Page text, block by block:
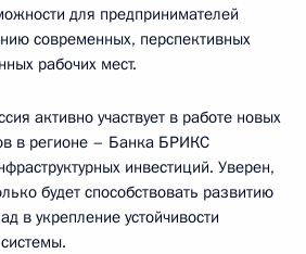
для предпринимателей
современных, перспективных
рабочих мест.
активно участвует в работе новых
в регионе – Банка БРИКС
инвестиций. Уверен,
будет способствовать развитию
в укрепление устойчивости